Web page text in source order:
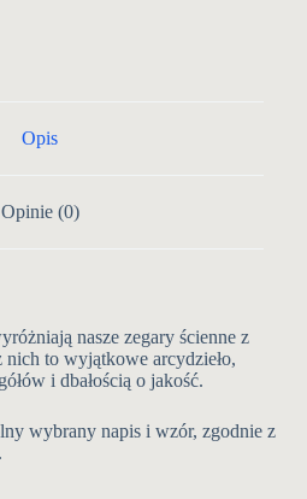
Opis
Opinie (0)
nasze zegary ścienne z
to wyjątkowe arcydzieło,
i dbałością o jakość.
wybrany napis i wzór, zgodnie z